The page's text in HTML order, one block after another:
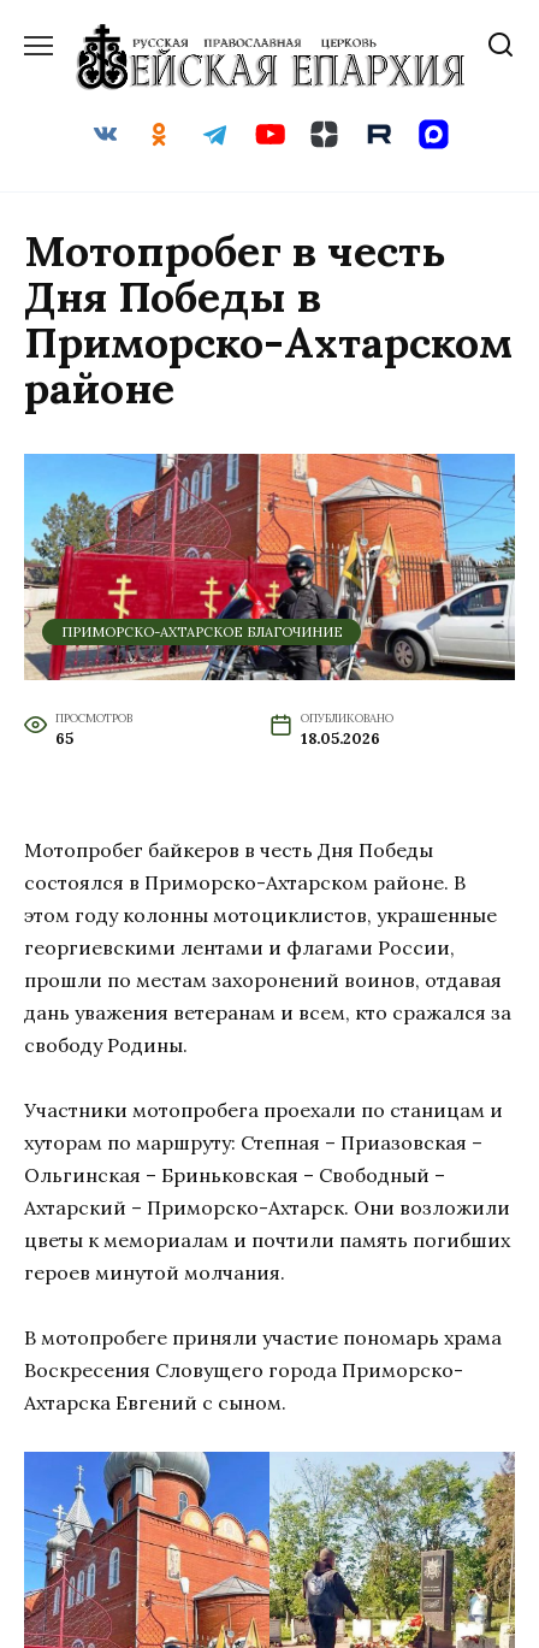
содержанию
Мотопробег в честь
Дня Победы в
Приморско-Ахтарском
районе
ПРИМОРСКО-АХТАРСКОЕ БЛАГОЧИНИЕ
ПРОСМОТРОВ
65
ОПУБЛИКОВАНО
18.05.2026
Мотопробег байкеров в честь Дня Победы
состоялся в Приморско-Ахтарском районе. В
этом году колонны мотоциклистов, украшенные
георгиевскими лентами и флагами России,
прошли по местам захоронений воинов, отдавая
дань уважения ветеранам и всем, кто сражался за
свободу Родины.
Участники мотопробега проехали по станицам и
хуторам по маршруту: Степная – Приазовская –
Ольгинская – Бриньковская – Свободный –
Ахтарский – Приморско-Ахтарск. Они возложили
цветы к мемориалам и почтили память погибших
героев минутой молчания.
В мотопробеге приняли участие пономарь храма
Воскресения Словущего города Приморско-
Ахтарска Евгений с сыном.